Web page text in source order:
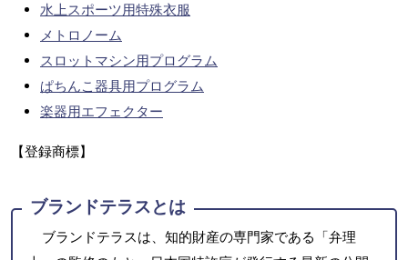
水上スポーツ用特殊衣服
メトロノーム
スロットマシン用プログラム
ぱちんこ器具用プログラム
楽器用エフェクター
【登録商標】
ブランドテラスとは
ブランドテラスは、知的財産の専門家である「弁理